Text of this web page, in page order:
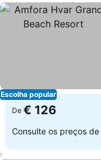
Escolha popular
De € 126
Consulte os preços de